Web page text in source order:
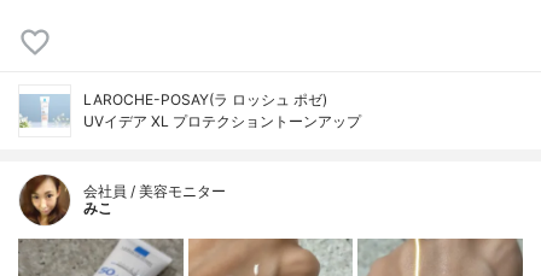
LAROCHE-POSAY(ラ ロッシュ ポゼ)
UVイデア XL プロテクショントーンアップ
会社員 / 美容モニター
みこ